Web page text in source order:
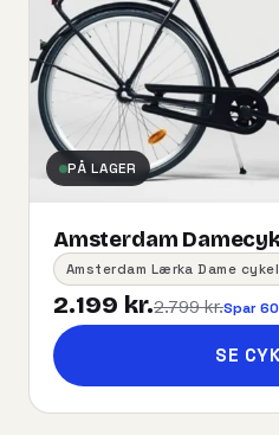
PÅ LAGER
Amsterdam
Amsterdam Lærka Dame
2.199 kr.2.799 kr.Spar
SE